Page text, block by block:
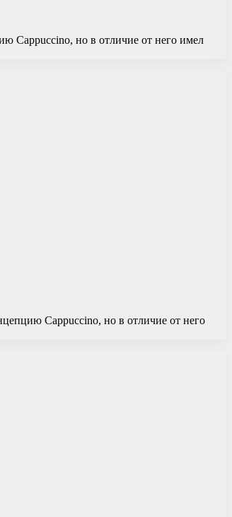
Cappuccino, но в отличие от него имел
Cappuccino, но в отличие от него